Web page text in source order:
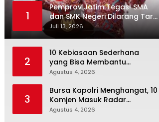
1
Pemprov Jatim Tegas! SMA
dan SMK Negeri Dilarang Tarik
Iuran Wajib dan Paksa Beli
Seragam
Juli 13, 2026
2
10 Kebiasaan Sederhana
yang Bisa Membantu
Menurunkan Berat Badan
Agustus 4, 2026
3
Bursa Kapolri Menghangat, 10
Komjen Masuk Radar
Pengganti Listyo Sigit
Agustus 4, 2026